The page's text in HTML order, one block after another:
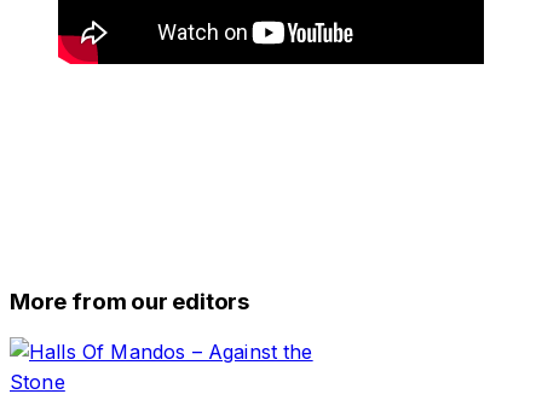
More from our editors